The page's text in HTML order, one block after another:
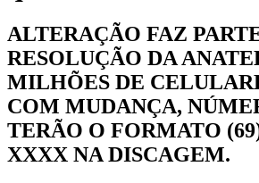
ALTERAÇÃO FAZ
RESOLUÇÃO DA
MILHÕES DE
COM MUDANÇA,
TERÃO O FORMATO
XXXX NA DISCAGEM.